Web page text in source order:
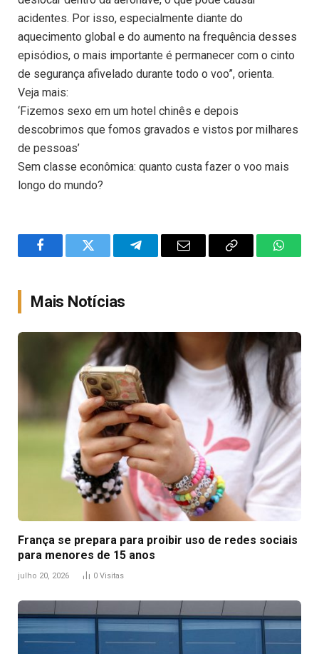
acidentes. Por isso, especialmente diante do
aquecimento global e do aumento na frequência desses
episódios, o mais importante é permanecer com o cinto
de segurança afivelado durante todo o voo”, orienta.
Veja mais:
‘Fizemos sexo em um hotel chinês e depois
descobrimos que fomos gravados e vistos por milhares
de pessoas’
Sem classe econômica: quanto custa fazer o voo mais
longo do mundo?
FacebookTwitter TelegramEmail
Copy
Mais Notícias
França se prepara para proibir uso de redes sociais
para menores de 15 anos
julho 20, 2026 0 Visitas